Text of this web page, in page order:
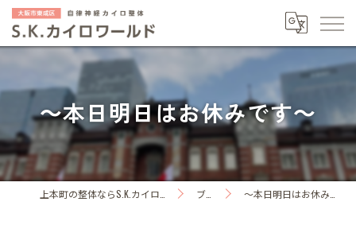
～本日明日はお休みです～
ブログ ～本日明日はお休みです～